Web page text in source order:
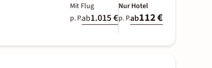
Mit Flug
p. P.ab1.015 €
Nur Hotel
p. P.ab112 €